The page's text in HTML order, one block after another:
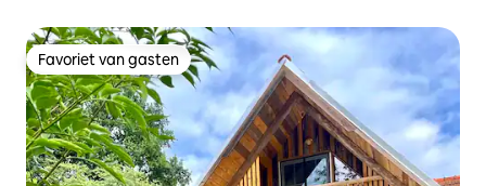
Favoriet van gasten
Favoriet van gasten